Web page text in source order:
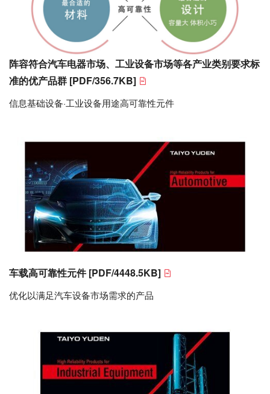
阵容符合汽车电器市场、工业设备市场等各产业类别要求标
准的优产品群 [PDF/356.7KB]
信息基础设备·工业设备用途高可靠性元件
车载高可靠性元件 [PDF/4448.5KB]
优化以满足汽车设备市场需求的产品